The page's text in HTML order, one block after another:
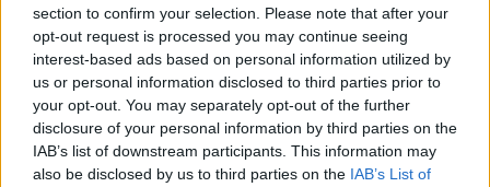
section to confirm your selection. Please note that after your
opt-out request is processed you may continue seeing
interest-based ads based on personal information utilized by
us or personal information disclosed to third parties prior to
your opt-out. You may separately opt-out of the further
disclosure of your personal information by third parties on the
IAB’s list of downstream participants. This information may
also be disclosed by us to third parties on the IAB’s List of
“Έρθεις δεν έρθεις…θα σ”αγκαλιάζω”: Συναυλία αγάπης στις
24 Αυγούστου στο ΕΛ.ΜΕ.ΠΑ.
8 Αυγούστου, 2026
Από την Παρασκευή 11 Σεπτεμβρίου το καθιερωμένο παζάρι
από τον «Σύνδεσμο Μελών Γυναικείων Σωματείων Ηρακλείου